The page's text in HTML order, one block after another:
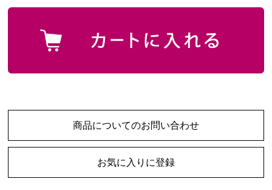
商品についてのお問い合わせ
お気に入りに登録